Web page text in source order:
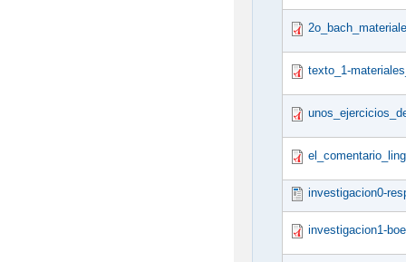
texto_1-
investigacion0-
investigacion1-